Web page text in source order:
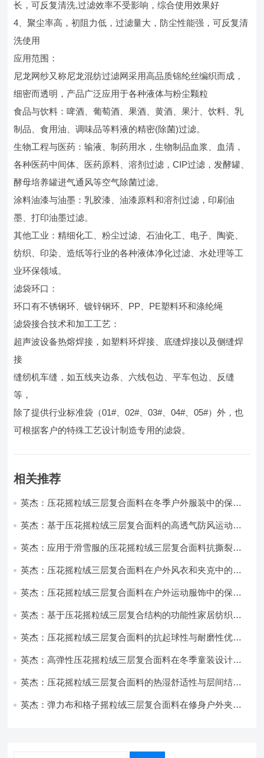
长，可反复清洗,过滤效率不受影响，综合使用效果好
4、聚尘率高，初阻力低，过滤量大，防尘性能强，可反复清
洗使用
应用范围：
尼龙网纱又称尼龙混纺过滤网采用高品质锦纶丝编织而成，
细密而透明，产品广泛应用于各种液体与粉尘颗粒
食品与饮料：啤酒、葡萄酒、果酒、黄酒、果汁、饮料、乳
制品、食用油、调味品等料液的精密(除菌)过滤。
生物工程与医药：输液、制药用水，生物制品血浆、血清，
各种医药中间体、医药原料、溶剂过滤，CIP过滤，发酵罐、
酵母培养罐进气通风等空气除菌过滤。
涂料油漆与油墨：乳胶漆、油漆原料和溶剂过滤，印刷油
墨、打印油墨过滤。
其他工业：精细化工、粉尘过滤、石油化工、电子、陶瓷、
纺织、印染、造纸等行业的各种液体净化过滤、水处理等工
业环保领域。
滤袋环口：
环口有不锈钢环、镀锌钢环、PP、PE塑料环和涤纶绳
滤袋接合技术和加工工艺：
超声波设备热熔焊接，如塑料环焊接、底缝焊接以及侧缝焊
接
缝纫机车缝，如五线夹边条、六线包边、平车包边、反缝
等，
除了提供行业标准袋（01#、02#、03#、04#、05#）外，也
可根据客户的特殊工艺设计制造专用的滤袋。
相关推荐
英杰：压花摇粒绒三层复合面料在冬季户外服装中的保暖
英杰：基于压花摇粒绒三层复合面料的高透气防风运动服
英杰：应用于滑雪服的压花摇粒绒三层复合面料抗撕裂与
英杰：压花摇粒绒三层复合面料在户外风衣和夹克中的应
英杰：压花摇粒绒三层复合面料在户外运动服饰中的保暖
英杰：基于压花摇粒绒三层复合结构的功能性家居纺织品
英杰：压花摇粒绒三层复合面料的抗起球性与耐磨性优化
英杰：高弹性压花摇粒绒三层复合面料在冬季童装设计中
英杰：压花摇粒绒三层复合面料的热湿舒适性与层间结合
英杰：弹力布和格子摇粒绒三层复合面料在修身户外夹克